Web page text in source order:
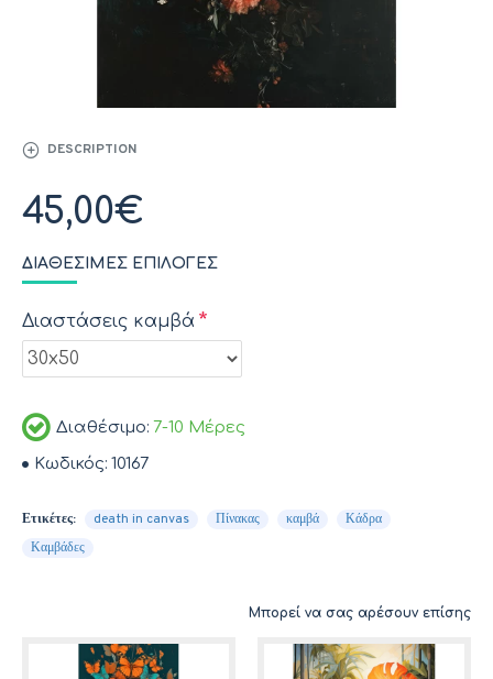
DESCRIPTION
Διαθέσιμο: 7-10 Μέρες
Κωδικός: 10167
45,00€
ΔΙΑΘΈΣΙΜΕΣ ΕΠΙΛΟΓΈΣ
Διαστάσεις καμβά
Ετικέτες: death in canvas Πίνακας καμβά
Κάδρα
Καμβάδες
Μπορεί να σας αρέσουν επίσης